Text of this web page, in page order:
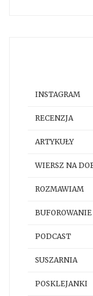
INSTAGRAM
RECENZJA
ARTYKUŁY
WIERSZ NA
ROZMAWIAM
BUFOROWANIE
PODCAST
SUSZARNIA
POSKLEJANKI